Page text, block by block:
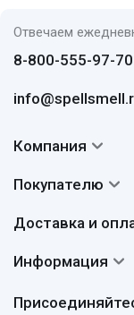
Отвечаем
8-800-555-97-70
Компания
Авторы
Сертификаты
Покупателю
Вопросы и ответы
Отзывы
Доставка и
Доставка
Возврат
Информация